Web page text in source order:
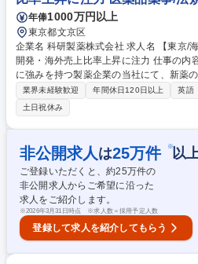
年俸1000万円以上
東京都文京区
企業名 科研製薬株式会社 求人名 【東京/海外開発薬事(管理職)】新薬研究
開発・海外売上比率上昇に注力 仕事の内容 皮膚科や整形外科の治療領域
に強みを持つ製薬企業の当社にて、新薬
務(日本以外)および、開発品の薬事戦略の
細】■薬事業務を行うCROの選定/契約、
CTA等)の資料準備・作成/確認・照会対
次報告対応■オーファンドラッグ指定申
■海外規制当局との相談対応(会議資料の
MAA等)の準備/作成/確認・照会対応■開
整/連携■各国薬事規制/品目事例の調査 募集職種 【東京/海外開発薬事(管理
職)】新薬研究開発・海外売上比率上昇に
業界未経験歓迎 年間休日120日以上 英語
土日祝休み
非公開求人 は25万件 ※以
ご登録いただくと、約25万件の
非公開求人からご希望に沿った
求人をご紹介します。
※2026年3月31日時点 ※求人数＝採用予定人数
登録して求人を紹介してもらう